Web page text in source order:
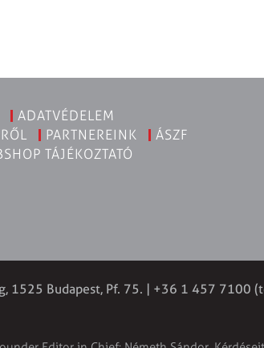
ADATVÉDELEM
PARTNEREINK
ÁSZF
TÁJÉKOZTATÓ
1525 Budapest, Pf. 75. | +36 1 457 7100